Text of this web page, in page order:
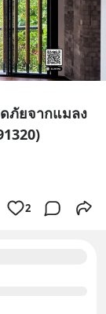
ภัยจากแมลง
2